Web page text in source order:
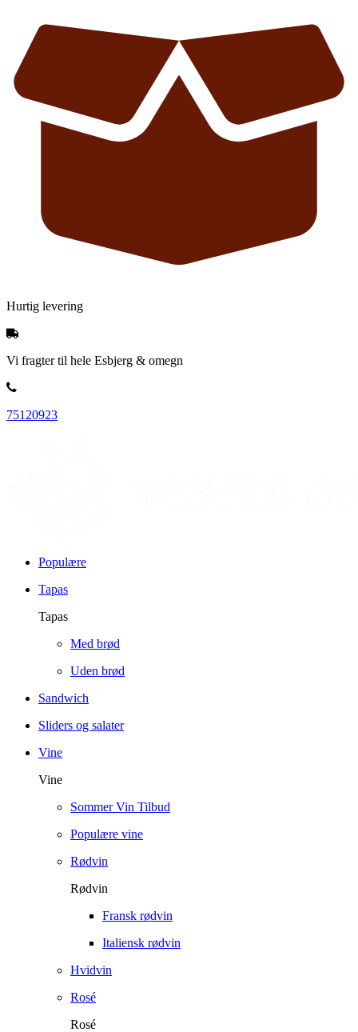
Hurtig levering
Vi fragter til hele Esbjerg & omegn
75120923
Populære
Tapas
Tapas
Med brød
Uden brød
Sandwich
Sliders og salater
Vine
Vine
Sommer Vin Tilbud
Populære vine
Rødvin
Rødvin
Fransk rødvin
Italiensk rødvin
Hvidvin
Rosé
Rosé